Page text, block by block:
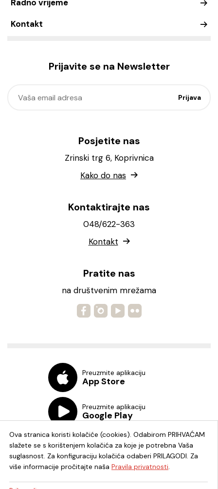
Radno vrijeme
Kontakt
Prijavite se na Newsletter
Posjetite nas
Zrinski trg 6, Koprivnica
Kako do nas
Kontaktirajte nas
048/622-363
Kontakt
Pratite nas
na društvenim mrežama
Preuzmite aplikaciju
App Store
Preuzmite aplikaciju
Google Play
Ova stranica koristi kolačiće (cookies). Odabirom PRIHVAĆAM
slažete se s korištenjem kolačića za koje je potrebna Vaša
suglasnost. Za konfiguraciju kolačića odaberi PRILAGODI. Za
više informacije pročitajte naša Pravila privatnosti.